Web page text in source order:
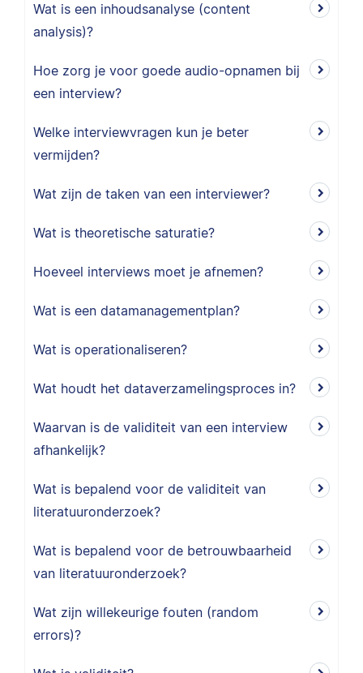
Wat is een inhoudsanalyse (content
analysis)?
Hoe zorg je voor goede audio-opnamen bij
een interview?
Welke interviewvragen kun je beter
vermijden?
Wat zijn de taken van een interviewer?
Wat is theoretische saturatie?
Hoeveel interviews moet je afnemen?
Wat is een datamanagementplan?
Wat is operationaliseren?
Wat houdt het dataverzamelingsproces in?
Waarvan is de validiteit van een interview
afhankelijk?
Wat is bepalend voor de validiteit van
literatuuronderzoek?
Wat is bepalend voor de betrouwbaarheid
van literatuuronderzoek?
Wat zijn willekeurige fouten (random
errors)?